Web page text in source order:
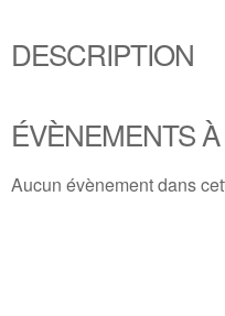
DESCRIPTION
ÉVÈNEMENTS
Aucun évènement dans